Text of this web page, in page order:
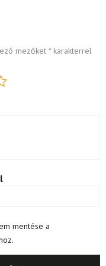
mezőket *karakterrel
mentése a